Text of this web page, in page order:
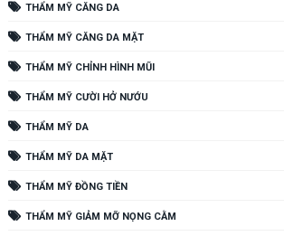
THẨM MỸ CĂNG DA
THẨM MỸ CĂNG DA MẶT
THẨM MỸ CHỈNH HÌNH MŨI
THẨM MỸ CƯỜI HỞ NƯỚU
THẨM MỸ DA
THẨM MỸ DA MẶT
THẨM MỸ ĐỒNG TIỀN
THẨM MỸ GIẢM MỠ NỌNG CẰM